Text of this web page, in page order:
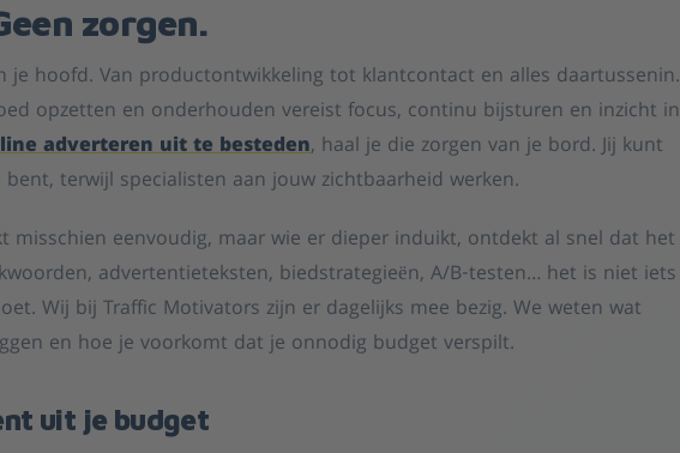
zorgen.
je hoofd. Van productontwikkeling tot klantcontact en alles daartussenin.
opzetten en onderhouden vereist focus, continu bijsturen en inzicht in
adverteren uit te besteden, haal je die zorgen van je bord. Jij kunt
terwijl specialisten aan jouw zichtbaarheid werken.
misschien eenvoudig, maar wie er dieper induikt, ontdekt al snel dat het
advertentieteksten, biedstrategieën, A/B-testen… het is niet iets
Wij bij Traffic Motivators zijn er dagelijks mee bezig. We weten wat
en hoe je voorkomt dat je onnodig budget verspilt.
uit je budget